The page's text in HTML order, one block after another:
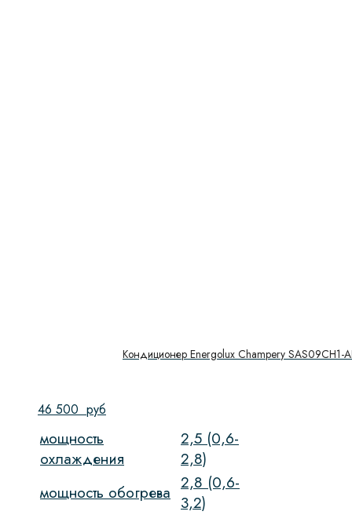
Кондиционер Energolux Champery SAS09CH1-
46 500 руб
мощность
охлаждения
2,5 (0,6-
2,8)
мощность обогрева 2,8 (0,6-
3,2)